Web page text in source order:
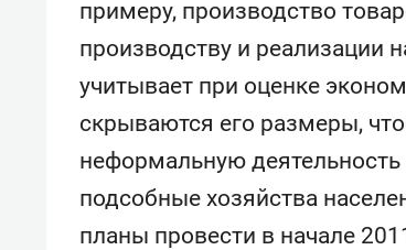
примеру, производство
производству и реализации
учитывает при оценке
скрываются его размеры,
неформальную
подсобные хозяйства
планы провести в начале
создают оазис жилого
комфорта под Казанью